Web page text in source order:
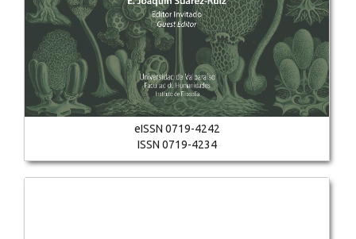
eISSN 0719-4242
ISSN 0719-4234